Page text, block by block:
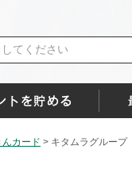
カード > キタムラグルー